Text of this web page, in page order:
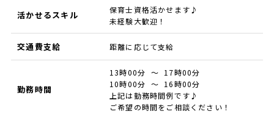
活かせるスキル
保育士資格活かせます♪
未経験大歓迎！
交通費支給 距離に応じて支給
勤務時間
13時00分 ～ 17時00分
10時00分 ～ 16時00分
上記は勤務時間例です♪
ご希望の時間をご相談ください！